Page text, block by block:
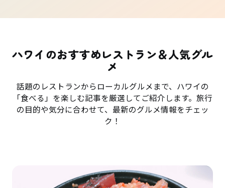
ハワイのおすすめレストラン＆人気グル
メ
話題のレストランからローカルグルメまで、ハワイの
「食べる」を楽しむ記事を厳選してご紹介します。旅行
の目的や気分に合わせて、最新のグルメ情報をチェッ
ク！